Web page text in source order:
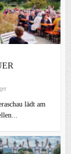
lädt am